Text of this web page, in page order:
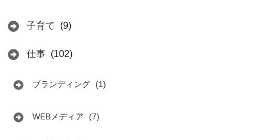
子育て (9)
仕事 (102)
ブランディング (1)
WEBメディア (7)